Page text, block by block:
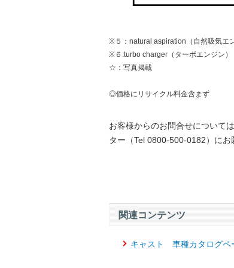
※５：natural aspiration（自然吸気エン
※６:turbo charger（ターボエンジン）
☆：写真掲載
◎価格にリサイクル料金含まず
お客様からのお問合せについて
ター（Tel 0800-500-0182）にお
関連コンテンツ
キャスト 車種カタログペ